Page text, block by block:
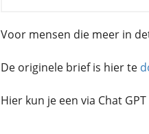
Voor mensen die meer in
De originele brief is hier te
Hier kun je een via Chat